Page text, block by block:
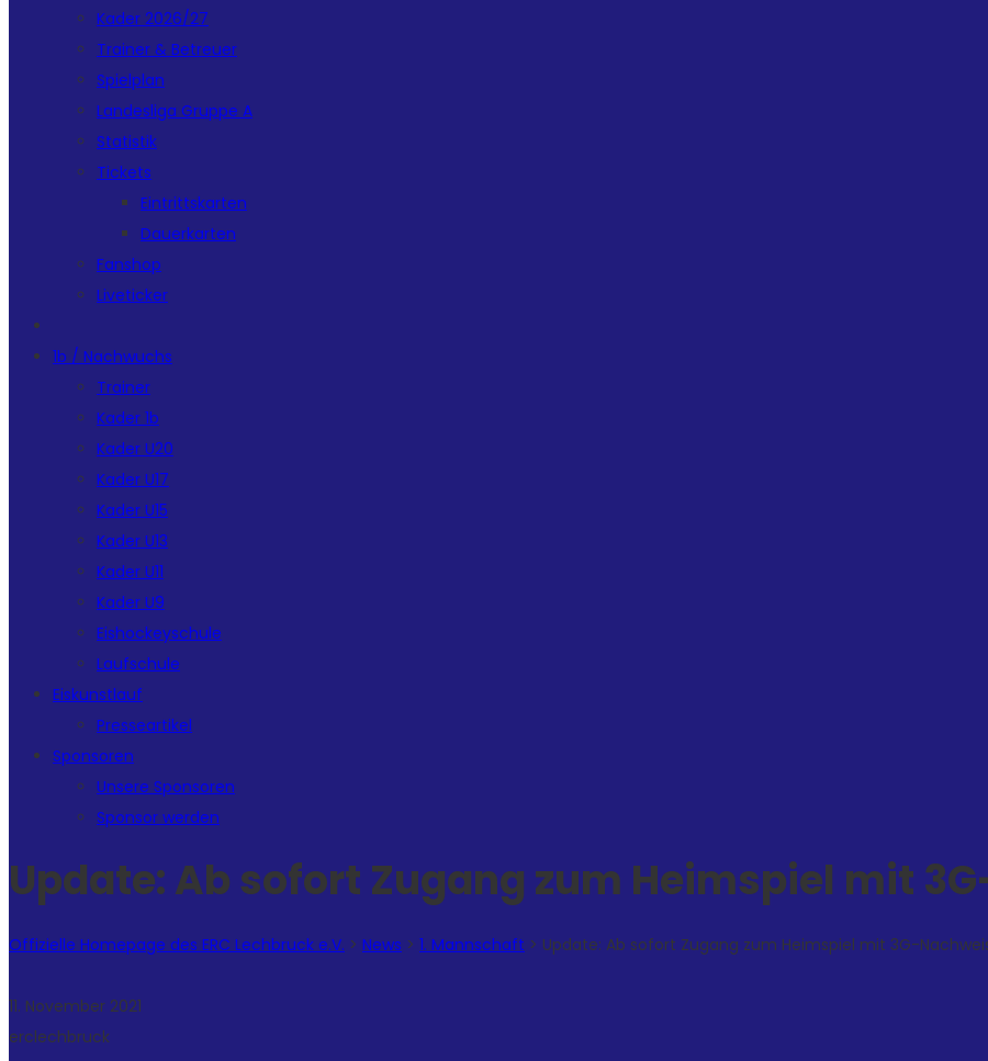
Kader 2026/27
Trainer & Betreuer
Spielplan
Landesliga Gruppe A
Statistik
Tickets
Eintrittskarten
Dauerkarten
Fanshop
Liveticker
1b / Nachwuchs
Trainer
Kader 1b
Kader U20
Kader U17
Kader U15
Kader U13
Kader U11
Kader U9
Eishockeyschule
Laufschule
Eiskunstlauf
Presseartikel
Sponsoren
Unsere Sponsoren
Sponsor werden
Update: Ab sofort Zugang zum Heimspiel mit
Offizielle Homepage des ERC Lechbruck e.V. > News > 1. Mannschaft > Update: Ab sofort Zugang zum Heimspiel mit 3G-
11. November 2021
erclechbruck